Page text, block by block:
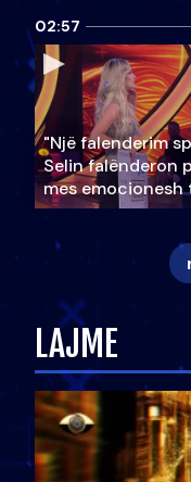
02:57
"Një falenderim
Selin falënderon
mes
LAJME